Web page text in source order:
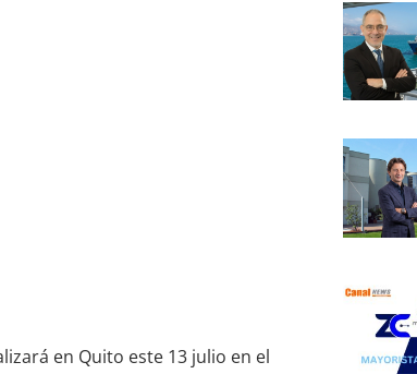
en Quito este 13 julio en el